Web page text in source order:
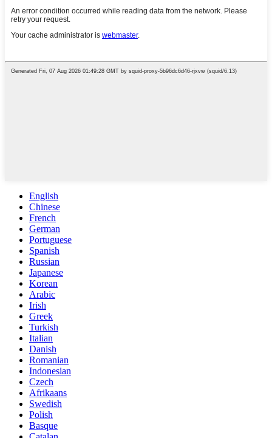
English
Chinese
French
German
Portuguese
Spanish
Russian
Japanese
Korean
Arabic
Irish
Greek
Turkish
Italian
Danish
Romanian
Indonesian
Czech
Afrikaans
Swedish
Polish
Basque